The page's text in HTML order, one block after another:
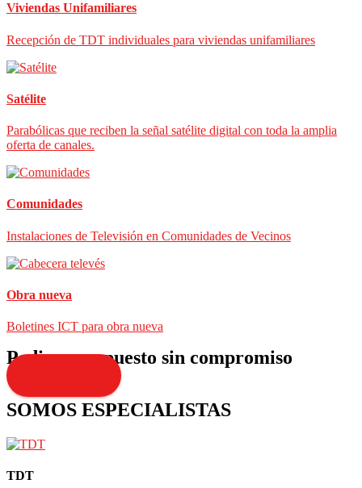
Viviendas Unifamiliares
Recepción de TDT individuales para viviendas unifamiliares
Satélite
Parabólicas que reciben la señal satélite digital con toda la amplia
oferta de canales.
Comunidades
Instalaciones de Televisión en Comunidades de Vecinos
Obra nueva
Boletines ICT para obra nueva
Pedir presupuesto sin compromiso
SOMOS ESPECIALISTAS
TDT